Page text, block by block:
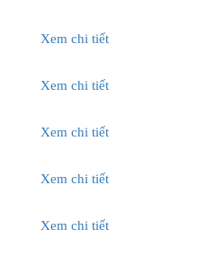
Xem chi tiết
Xem chi tiết
Xem chi tiết
Xem chi tiết
Xem chi tiết